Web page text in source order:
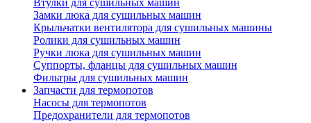
Втулки для сушильных машин
Замки люка для сушильных машин
Крыльчатки вентилятора для сушильных машины
Ролики для сушильных машин
Ручки люка для сушильных машин
Суппорты, фланцы для сушильных машин
Фильтры для сушильных машин
Запчасти для термопотов
Насосы для термопотов
Предохранители для термопотов